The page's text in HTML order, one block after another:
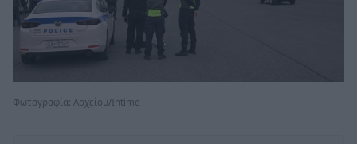
Φωτογραφία: Aρχείου/Intime